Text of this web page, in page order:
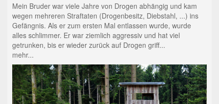
Mein Bruder war viele Jahre von Drogen abhängig und kam
wegen mehreren Straftaten (Drogenbesitz, Diebstahl, ...) ins
Gefängnis. Als er zum ersten Mal entlassen wurde, wurde
alles schlimmer. Er war ziemlich aggressiv und hat viel
getrunken, bis er wieder zurück auf Drogen griff...
mehr...